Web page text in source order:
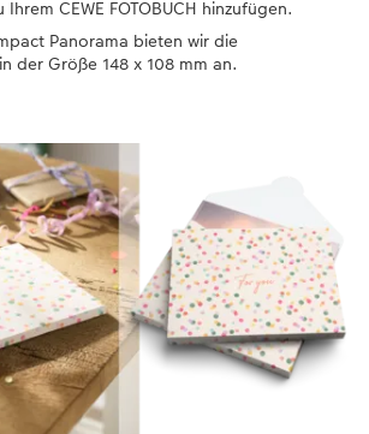
CEWE FOTOBUCH hinzufügen.
Panorama bieten wir die
der Größe 148 x 108 mm an.